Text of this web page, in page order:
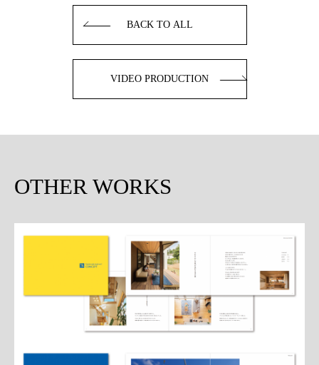
BACK TO ALL
VIDEO PRODUCTION
OTHER WORKS